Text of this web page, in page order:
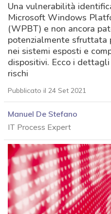
Una vulnerabilità
Microsoft Windows
(WPBT) e non ancora
potenzialmente
nei sistemi esposti e
dispositivi. Ecco i
rischi
Pubblicato il 24 Set 2021
Manuel De Stefano
IT Process Expert